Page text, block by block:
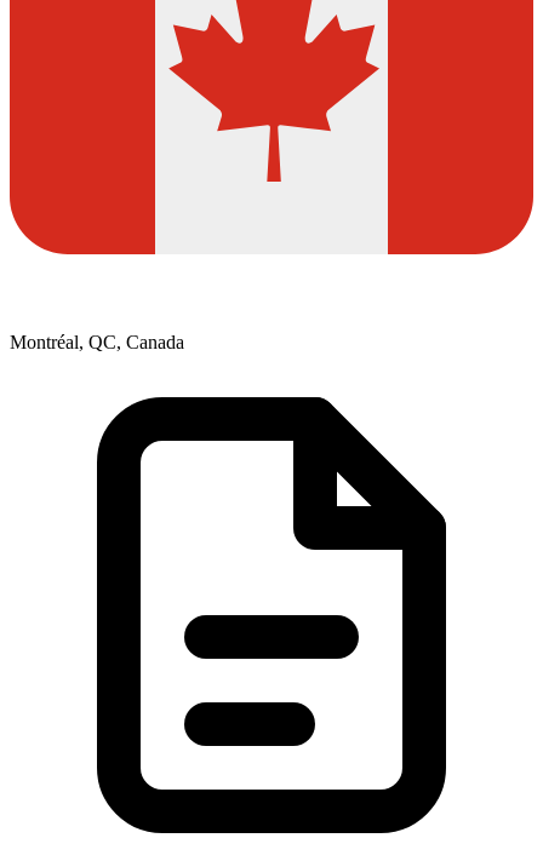
Montréal, QC, Canada